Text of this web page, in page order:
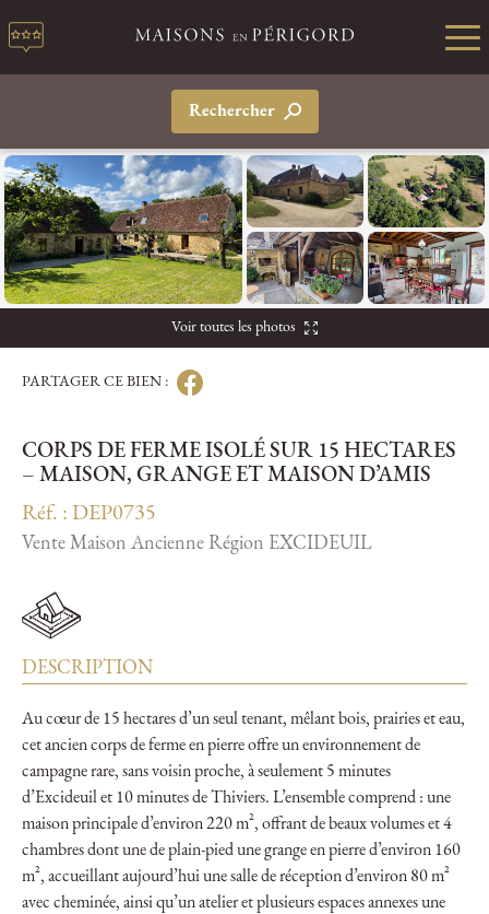
Rechercher
Voir toutes les photos
PARTAGER CE BIEN :
CORPS DE FERME ISOLÉ SUR 15 HECTARES
– MAISON, GRANGE ET MAISON D’AMIS
Réf. : DEP0735
Vente Maison Ancienne Région EXCIDEUIL
DESCRIPTION
Au cœur de 15 hectares d’un seul tenant, mêlant bois, prairies et eau,
cet ancien corps de ferme en pierre offre un environnement de
campagne rare, sans voisin proche, à seulement 5 minutes
d’Excideuil et 10 minutes de Thiviers. L’ensemble comprend : une
maison principale d’environ 220 m², offrant de beaux volumes et 4
chambres dont une de plain-pied une grange en pierre d’environ 160
m², accueillant aujourd’hui une salle de réception d’environ 80 m²
avec cheminée, ainsi qu’un atelier et plusieurs espaces annexes une